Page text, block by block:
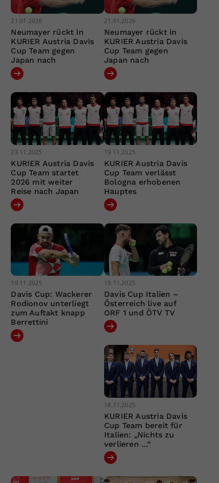
21.01.2026
Neumayer rückt in
KURIER Austria Davis
Cup Team gegen
Japan nach
21.01.2026
Neumayer rückt in
KURIER Austria Davis
Cup Team gegen
Japan nach
23.11.2025
KURIER Austria Davis
Cup Team startet
2026 mit weiter
Reise nach Japan
19.11.2025
KURIER Austria Davis
Cup Team verlässt
Bologna erhobenen
Hauptes
19.11.2025
Davis Cup: Wackerer
Rodionov unterliegt
zum Auftakt knapp
Berrettini
19.11.2025
Davis Cup Italien –
Österreich live auf
ORF 1 und ÖTV TV
18.11.2025
KURIER Austria Davis
Cup Team bereit für
Italien: „Nichts zu
verlieren …“